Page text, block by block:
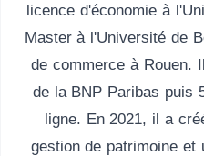
licence d'économie à
Master à l'Université de
de commerce à Rouen.
de la BNP Paribas puis
ligne. En 2021, il a
gestion de patrimoine et